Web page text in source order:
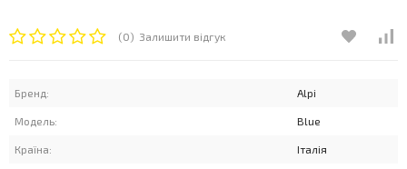
(0) Залишити відгук
Бренд: Alpi
Модель: Blue
Країна: Італія